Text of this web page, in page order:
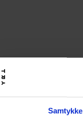
Samtykke